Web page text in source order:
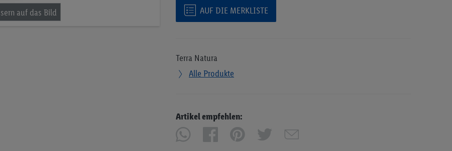
AUF DIE MERKLISTE
Terra Natura
Alle Produkte
Artikel empfehlen: